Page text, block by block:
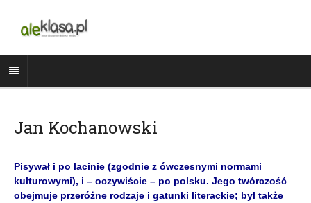
Jan Kochanowski
Pisywał i po łacinie (zgodnie z ówczesnymi normami
kulturowymi), i – oczywiście – po polsku. Jego twórczość
obejmuje przeróżne rodzaje i gatunki literackie; był także